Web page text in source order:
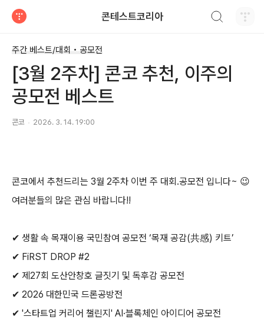
콘테스트코리아
주간 베스트/대회 • 공모전
[3월 2주차] 콘코 추천, 이주의
공모전 베스트
콘코 2026. 3. 14. 19:00
콘코에서 추천드리는 3월 2주차 이번 주 대회 .공모전 입니다~ 😉
여러분들의 많은 관심 바랍니다!!
✔ 생활 속 목재이용 국민참여 공모전 ‘목재 공감(共感) 키트’
✔ FiRST DROP #2
✔ 제 27회 도산안창호 글짓기 및 독후감 공모전
✔ 2026 대한민국 드론공방전
✔ '스타트업 커리어 챌린지 ' AI·블록체인 아이디어 공모전